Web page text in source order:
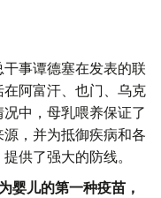
事谭德塞在发表的联
阿富汗、也门、乌克
中，母乳喂养保证了
，并为抵御疾病和各
供了强大的防线。
婴儿的第一种疫苗，